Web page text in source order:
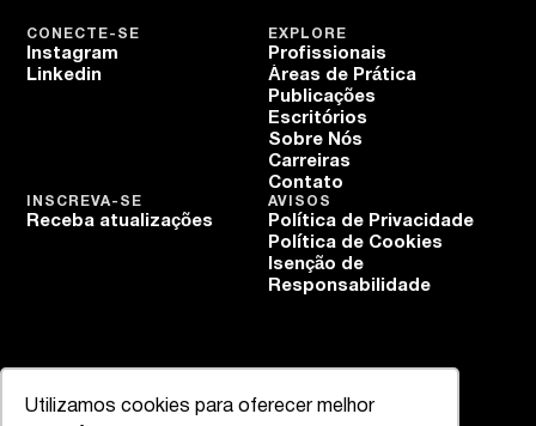
Utilizamos cookies para oferecer melhor
EXPLORE
Profissionais
Áreas de Prática
Publicações
Escritórios
Sobre Nós
Carreiras
Contato
CONECTE-SE
Instagram
Linkedin
AVISOS
Política de Privacidade
Política de Cookies
Isenção de
Responsabilidade
INSCREVA-SE
Receba atualizações